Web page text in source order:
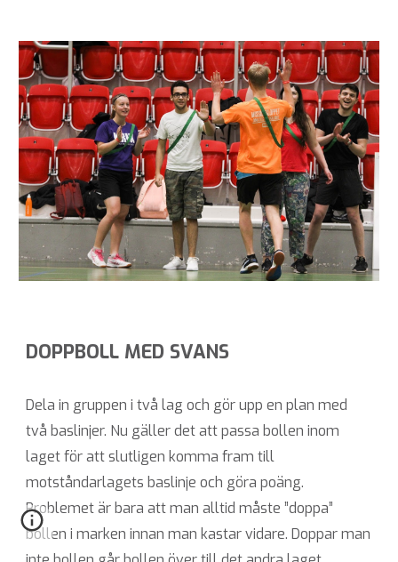
DOPPBOLL MED SVANS
Dela in gruppen i två lag och gör upp en plan med
två baslinjer. Nu gäller det att passa bollen inom
laget för att slutligen komma fram till
motståndarlagets baslinje och göra poäng.
Problemet är bara att man alltid måste ”doppa”
bollen i marken innan man kastar vidare. Doppar man